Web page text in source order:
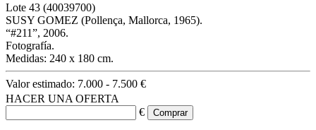
Lote 43 (40039700)
SUSY GOMEZ (Pollença, Mallorca, 1965).
“#211”, 2006.
Fotografía.
Medidas: 240 x 180 cm.
Valor estimado: 7.000 - 7.500 €
HACER UNA OFERTA
€